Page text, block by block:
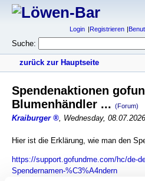
Login Registrieren
Suche:
zurück zur Hauptseite
Spendenaktionen
Blumenhändler ... (Forum)
Kraiburger , Wednesday,
Hier ist die Erklärung, wie man den
https://support.gofundme.com/hc/de-
Spendernamen-%C3%A4ndern